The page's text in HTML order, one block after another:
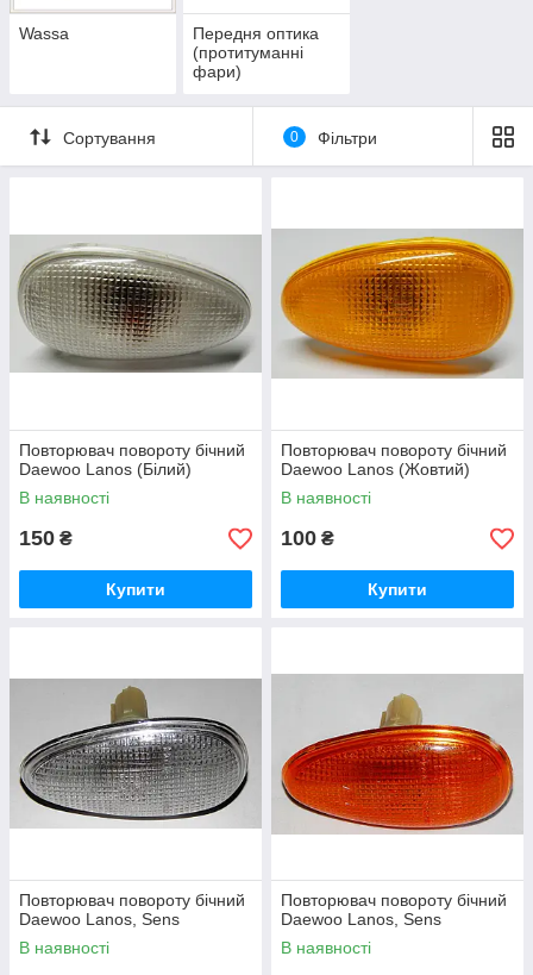
Wassa
Передня оптика
(протитуманні
фари)
Сортування 0 Фільтри
Повторювач повороту бічний
Daewoo Lanos (Білий)
В наявності
150 ₴
Купити
Повторювач повороту бічний
Daewoo Lanos (Жовтий)
В наявності
100 ₴
Купити
Повторювач повороту бічний
Daewoo Lanos, Sens
В наявності
Повторювач повороту бічний
Daewoo Lanos, Sens
В наявності